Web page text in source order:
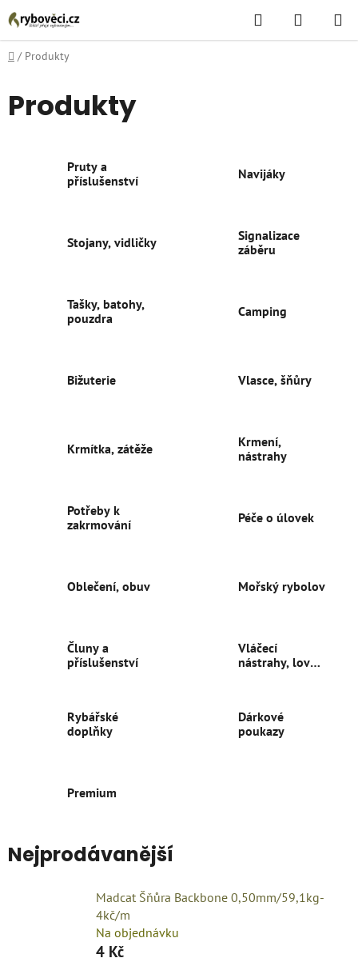
Přejít
na
obsah
Hledat
KOŠÍK
Domů
/ Produkty
Produkty
Pruty a
příslušenství
Navijáky
Stojany, vidličky
Signalizace
záběru
Tašky, batohy,
pouzdra
Camping
Bižuterie Vlasce, šňůry
Krmítka, zátěže
Krmení,
nástrahy
Potřeby k
zakrmování
Péče o úlovek
Oblečení, obuv Mořský rybolov
Čluny a
příslušenství
Vláčecí
nástrahy, lov
Rybářské
doplňky
Dárkové
poukazy
Premium
Nejprodávanější
Madcat Šňůra Backbone 0,50mm/59,1kg-
4kč/m
Na objednávku
4 Kč